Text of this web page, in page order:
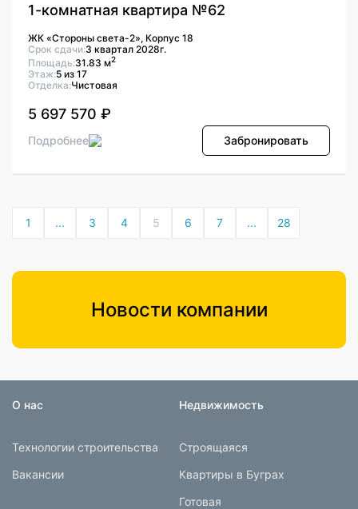
1-комнатная квартира №62
ЖК «Стороны света-2», Корпус 18
Срок сдачи:3 квартал 2028г.
Площадь:31.83 м2
Этаж:5 из 17
Отделка:Чистовая
5 697 570 ₽
Подробнее Забронировать
1 ... 3 4 5 6 7 ... 28
Новости компании
О нас
Технологии строительства
Вакансии
Недвижимость
Строящаяся
Квартиры в Буграх
Готовая